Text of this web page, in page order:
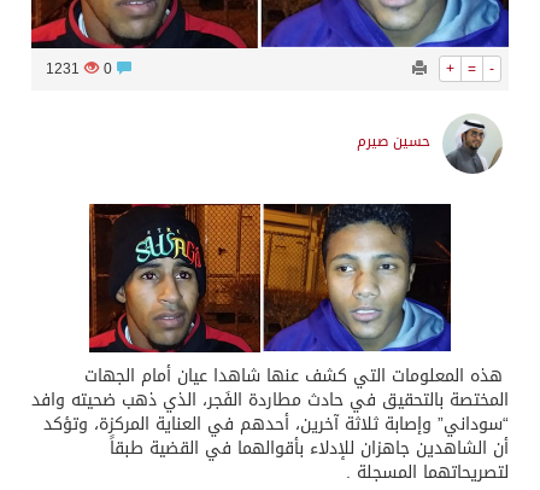
+ = -
1231
حسين صيرم
هذه المعلومات التي كشف عنها شاهدا عيان أمام الجهات
المختصة بالتحقيق في حادث مطاردة الفَجر، الذي ذهب ضحيته وافد
“سوداني” وإصابة ثلاثة آخرين، أحدهم في العناية المركزة، وتؤكد
أن الشاهدين جاهزان للإدلاء بأقوالهما في القضية طبقاً
لتصريحاتهما المسجلة .